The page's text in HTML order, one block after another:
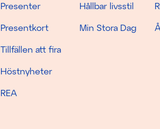
Presenter
Presentkort
Tillfällen att fira
Höstnyheter
REA
Hållbar livsstil
Min Stora Dag